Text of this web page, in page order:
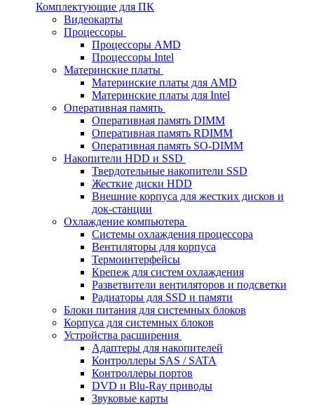
Комплектующие для ПК
Видеокарты
Процессоры
Процессоры AMD
Процессоры Intel
Материнские платы
Материнские платы для AMD
Материнские платы для Intel
Оперативная память
Оперативная память DIMM
Оперативная память RDIMM
Оперативная память SO-DIMM
Накопители HDD и SSD
Твердотельные накопители SSD
Жесткие диски HDD
Внешние корпуса для жестких дисков и
док-станции
Охлаждение компьютера
Системы охлаждения процессора
Вентиляторы для корпуса
Термоинтерфейсы
Крепеж для систем охлаждения
Разветвители вентиляторов и подсветки
Радиаторы для SSD и памяти
Блоки питания для системных блоков
Корпуса для системных блоков
Устройства расширения
Адаптеры для накопителей
Контроллеры SAS / SATA
Контроллеры портов
DVD и Blu-Ray приводы
Звуковые карты